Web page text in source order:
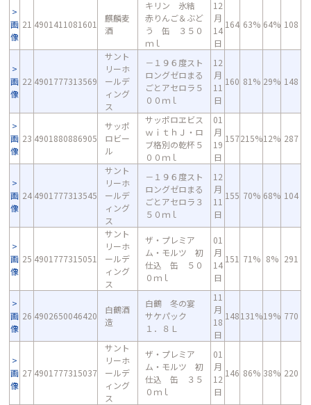
画
像
21 4901411081601
麒麟麦
酒
キリン 氷結
赤りんご＆ぶど
う 缶 ３５０
ｍｌ
12
月
14
日
164 63% 64% 108
画
像
22 4901777313569
サント
リーホ
ールデ
ィング
ス
－１９６度スト
ロングゼロまる
ごとアセロラ５
００ｍｌ
12
月
11
日
160 81% 29% 148
画
像
23 4901880886905
サッポ
ロビー
ル
サッポロヱビス
ｗｉｔｈＪ・ロ
ブ格別の乾杯５
００ｍｌ
01
月
19
日
157215%12% 287
画
像
24 4901777313545
サント
リーホ
ールデ
ィング
ス
－１９６度スト
ロングゼロまる
ごとアセロラ３
５０ｍｌ
12
月
11
日
155 70% 68% 104
画
像
25 4901777315051
サント
リーホ
ールデ
ィング
ス
ザ・プレミア
ム・モルツ 初
仕込 缶 ５０
０ｍｌ
01
月
14
日
151 71% 8% 291
画
像
26 4902650046420
白鶴酒
造
白鶴 冬の宴
サケパック
１．８Ｌ
11
月
18
日
148131%19% 770
画
像
27 4901777315037
サント
リーホ
ールデ
ィング
ス
ザ・プレミア
ム・モルツ 初
仕込 缶 ３５
０ｍｌ
01
月
12
日
146 86% 38% 220